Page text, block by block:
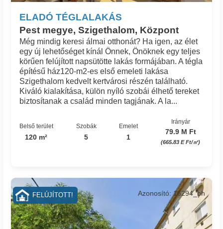
ELADÓ TÉGLALAKÁS
Pest megye, Szigethalom, Központ
Még mindig keresi álmai otthonát? Ha igen, az élet
egy új lehetőséget kínál Önnek, Önöknek egy teljes
körűen felújított napsütötte lakás formájában. A tégla
építésű ház120-m2-es első emeleti lakása
Szigethalom kedvelt kertvárosi részén található.
Kiváló kialakítása, külön nyíló szobái élhető tereket
biztosítanak a család minden tagjának. A la...
Belső terület
120 m²
Szobák
5
Emelet
1
Irányár
79.9 M Ft
(665.83 E Ft/㎡)
Azonosító: 16294_bh
FELÚJÍTOTT!